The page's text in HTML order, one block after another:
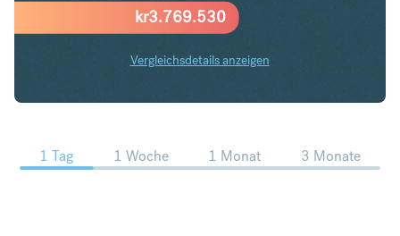
kr3.769.530
Vergleichsdetails anzeigen
USD in SEK Trends
1 Tag 1 Woche 1 Monat 3 Monate